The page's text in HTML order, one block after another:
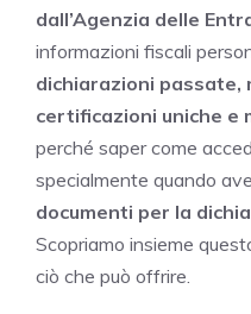
dall’Agenzia delle
informazioni fiscali
dichiarazioni passate,
certificazioni uniche e
perché saper come
specialmente quando
documenti per la
Scopriamo insieme
ciò che può offrire.